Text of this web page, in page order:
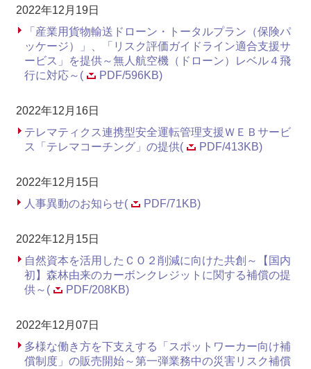
2022年12月19日
「産業用貨物輸送ドローン・トータルプラン（保険パ
ッケージ）」、「リスク評価ガイドライン適合支援サ
ービス」を提供～無人航空機（ドローン）レベル４飛
行に対応～(
PDF/596KB)
2022年12月16日
テレマティクス連携型安全運転管理支援ＷＥＢサービ
ス「テレマコーチング」の提供(
PDF/413KB)
2022年12月15日
人事異動のお知らせ(
PDF/71KB)
2022年12月15日
自然資本を活用したＣＯ２削減に向けた共創～【国内
初】森林由来のカーボンクレジットに関する補償の提
供～(
PDF/208KB)
2022年12月07日
多様な働き方を下支えする「スポットワーカー向け補
償制度」の販売開始～第一弾業務中の災害リスク補償